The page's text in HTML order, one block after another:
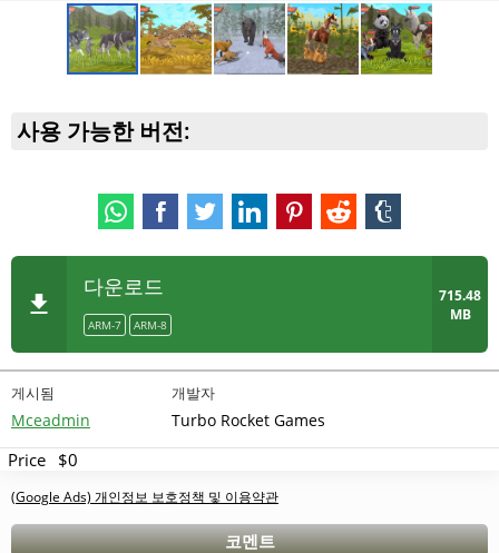
사용 가능한 버전:
다운로드
ARM-7 ARM-8
715.48
MB
게시됨
Mceadmin
개발자
Turbo Rocket Games
Price $0
(Google Ads) 개인정보 보호정책 및 이용약관
코멘트